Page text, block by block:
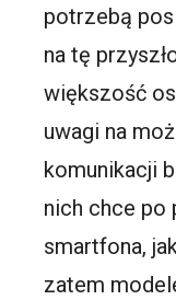
potrzebą
na tę
większość
uwagi na
komunikacji
nich chce po
smartfona,
zatem